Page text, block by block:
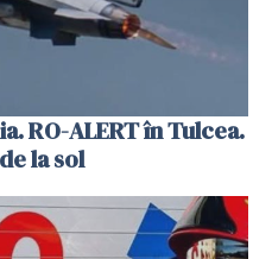
RO-ALERT în Tulcea.
la sol